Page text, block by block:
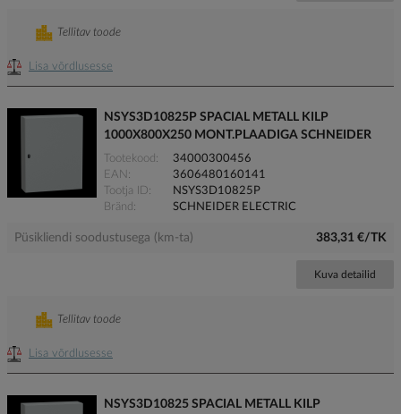
Lisa võrdlusesse
Tellitav toode
NSYS3D10825P SPACIAL METALL KILP
1000X800X250 MONT.PLAADIGA SCHNEIDER
Tootekood
34000300456
EAN
3606480160141
Tootja ID
NSYS3D10825P
Bränd
SCHNEIDER ELECTRIC
Püsikliendi soodustusega (km-ta) 383,31 €/TK
Kuva detailid
Lisa võrdlusesse
Tellitav toode
NSYS3D10825 SPACIAL METALL KILP